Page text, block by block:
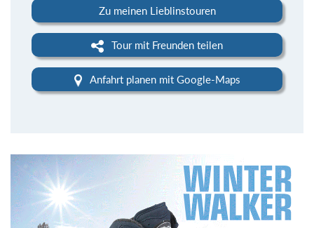
Zu meinen Lieblinstouren
Tour mit Freunden teilen
Anfahrt planen mit Google-Maps